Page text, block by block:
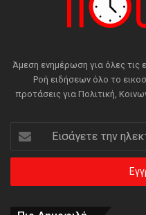
Άμεση ενημέρωση για όλες τις
Ροή ειδήσεων όλο το
προτάσεις για Πολιτική,
Εισάγετε
την
ηλεκτρονική
διεύθυνση